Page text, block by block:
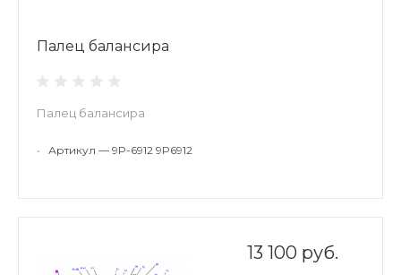
Палец балансира
Палец балансира
• Артикул — 9P-6912 9P6912
13 100 руб.